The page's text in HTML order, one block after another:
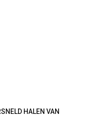
HALEN VAN